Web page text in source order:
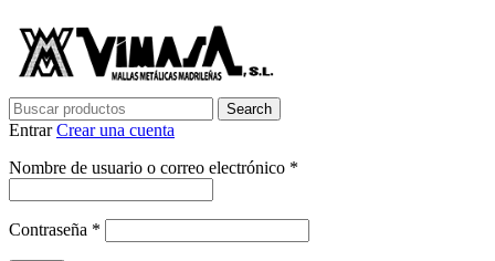
Search
EntrarCrear una cuenta
Nombre de usuario o correo electrónico *
Contraseña *